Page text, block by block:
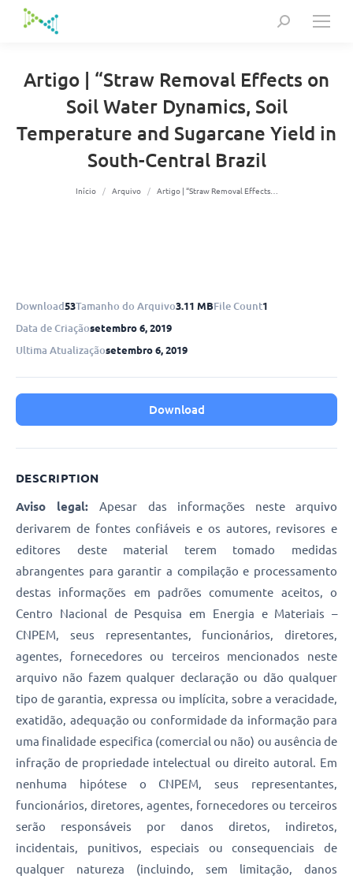
Search:
Artigo | “Straw Removal Effects on
Soil Water Dynamics, Soil
Temperature and Sugarcane Yield in
South-Central Brazil
Você está aqui:
Início Arquivo Artigo | “Straw Removal Effects…
Download53Tamanho do Arquivo3.11 MBFile Count1
Data de Criaçãosetembro 6, 2019
Ultima Atualizaçãosetembro 6, 2019
Download
DESCRIPTION
Aviso legal:Apesar das informações neste arquivo
derivarem de fontes confiáveis e os autores, revisores e
editores deste material terem tomado medidas
abrangentes para garantir a compilação e processamento
destas informações em padrões comumente aceitos, o
Centro Nacional de Pesquisa em Energia e Materiais –
CNPEM, seus representantes, funcionários, diretores,
agentes, fornecedores ou terceiros mencionados neste
arquivo não fazem qualquer declaração ou dão qualquer
tipo de garantia, expressa ou implícita, sobre a veracidade,
exatidão, adequação ou conformidade da informação para
uma finalidade especifica (comercial ou não) ou ausência de
infração de propriedade intelectual ou direito autoral. Em
nenhuma hipótese o CNPEM, seus representantes,
funcionários, diretores, agentes, fornecedores ou terceiros
serão responsáveis por danos diretos, indiretos,
incidentais, punitivos, especiais ou consequenciais de
qualquer natureza (incluindo, sem limitação, danos